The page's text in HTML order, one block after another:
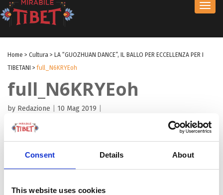
Consent Details About
This website uses cookies
Home > Cultura > LA “GUOZHUAN DANCE”, IL BALLO PER ECCELLENZA PER I
TIBETANI >full_N6KRYEoh
full_N6KRYEoh
by Redazione 10 Mag 2019